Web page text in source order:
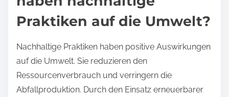
Praktiken auf die Umwelt?
Nachhaltige Praktiken haben positive Auswirkungen
auf die Umwelt. Sie reduzieren den
Ressourcenverbrauch und verringern die
Abfallproduktion. Durch den Einsatz erneuerbarer